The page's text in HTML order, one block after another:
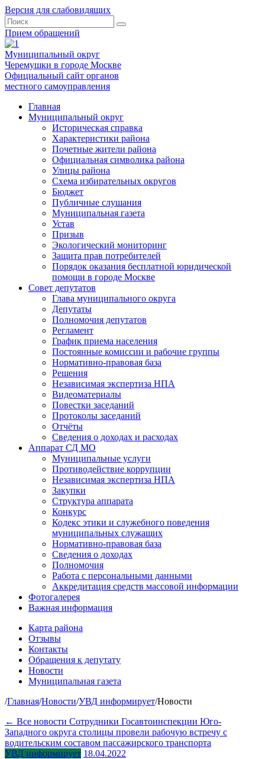
Версия для слабовидящих
Прием обращений
Муниципальный округ
Черемушки в городе Москве
Официальный сайт органов
местного самоуправления
Главная
Муниципальный округ
Историческая справка
Характеристики района
Почетные жители района
Официальная символика района
Улицы района
Схема избирательных округов
Бюджет
Публичные слушания
Муниципальная газета
Устав
Призыв
Экологический мониторинг
Защита прав потребителей
Порядок оказания бесплатной юридической
помощи в городе Москве
Совет депутатов
Глава муниципального округа
Депутаты
Полномочия депутатов
Регламент
График приема населения
Постоянные комиссии и рабочие группы
Нормативно-правовая база
Решения
Независимая экспертиза НПА
Видеоматериалы
Повестки заседаний
Протоколы заседаний
Отчёты
Сведения о доходах и расходах
Аппарат СД МО
Муниципальные услуги
Противодействие коррупции
Независимая экспертиза НПА
Закупки
Структура аппарата
Конкурс
Кодекс этики и служебного поведения
муниципальных служащих
Нормативно-правовая база
Сведения о доходах
Полномочия
Работа с персональными данными
Аккредитация средств массовой информации
Фотогалерея
Важная информация
Карта района
Отзывы
Контакты
Обращения к депутату
Новости
Муниципальная газета
/Главная/Новости/УВД информирует/Новости
← Все новости Сотрудники Госавтоинспекции Юго-
Западного округа столицы провели рабочую встречу с
водительским составом пассажирского транспорта
УВД информирует 18.04.2022